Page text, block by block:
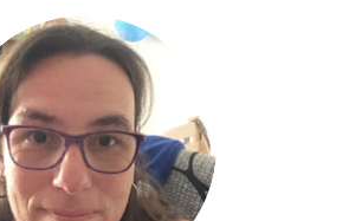
b
o
o
k
t
e
r
s
t
t
a
g
a
m